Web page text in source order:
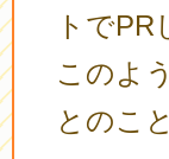
トで
このよ
とのこと